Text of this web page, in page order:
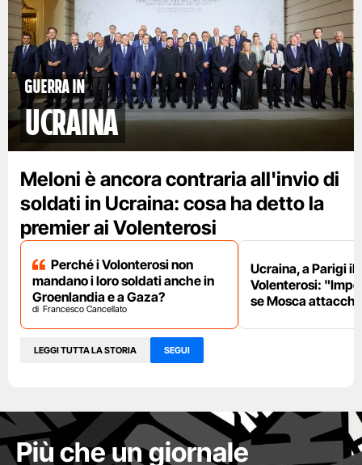
Guerra in
Ucraina
Meloni è ancora contraria all'invio di
soldati in Ucraina: cosa ha detto la
premier ai Volenterosi
Perché i Volonterosi non
mandano i loro soldati anche in
Groenlandia e a Gaza?
Francesco Cancellato
Ucraina, a Parigi il
Volenterosi:
se Mosca
LEGGI TUTTA LA STORIA SEGUI
Più che un giornale